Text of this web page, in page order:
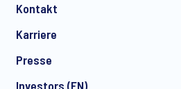
Kontakt
Karriere
Presse
Investors (EN)